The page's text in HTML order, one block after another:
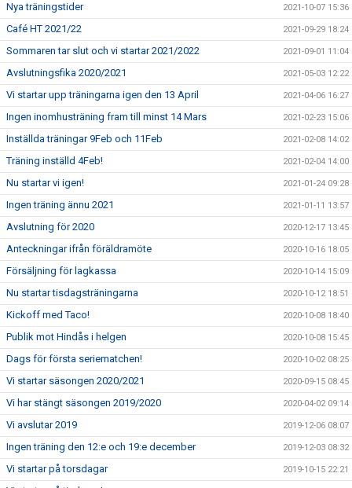
Nya träningstider 2021-10-07 15:36
Café HT 2021/22 2021-09-29 18:24
Sommaren tar slut och vi startar 2021/2022 2021-09-01 11:04
Avslutningsfika 2020/2021 2021-05-03 12:22
Vi startar upp träningarna igen den 13 April 2021-04-06 16:27
Ingen inomhusträning fram till minst 14 Mars 2021-02-23 15:06
Inställda träningar 9Feb och 11Feb 2021-02-08 14:02
Träning inställd 4Feb! 2021-02-04 14:00
Nu startar vi igen! 2021-01-24 09:28
Ingen träning ännu 2021 2021-01-11 13:57
Avslutning för 2020 2020-12-17 13:45
Anteckningar ifrån föräldramöte 2020-10-16 18:05
Försäljning för lagkassa 2020-10-14 15:09
Nu startar tisdagsträningarna 2020-10-12 18:51
Kickoff med Taco! 2020-10-08 18:40
Publik mot Hindås i helgen 2020-10-08 15:45
Dags för första seriematchen! 2020-10-02 08:25
Vi startar säsongen 2020/2021 2020-09-15 08:45
Vi har stängt säsongen 2019/2020 2020-04-02 09:14
Vi avslutar 2019 2019-12-06 08:07
Ingen träning den 12:e och 19:e december 2019-12-03 08:32
Vi startar på torsdagar 2019-10-15 22:21